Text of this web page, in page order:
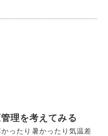
理を考えてみる
ったり暑かったり気温差